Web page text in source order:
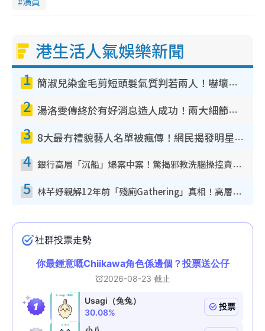
港生活人氣娛樂新聞
1 簡淑兒染金毛剪短頭髮氣質判若兩人！嚇壞老公麥大力都認唔出：「你做咩事？」
2 湯洛雯傳終於有好消息造人成功！兩大細節曝孕味極濃惹猜測：大肚婆先會咁！
3 8大最冇禮貌藝人名單被瘋傳！網民揭發明星真面目 一致數臭呢位係無品天花板？
4 銀行高層「沉船」爆案中案！驚揭邪教洗腦操控賣淫被吞600萬 幕後黑手講多錯多
5 林芊妤親解12年前「殘廁Gathering」真相！高層解約一句話重創尊嚴至今拒返TVB